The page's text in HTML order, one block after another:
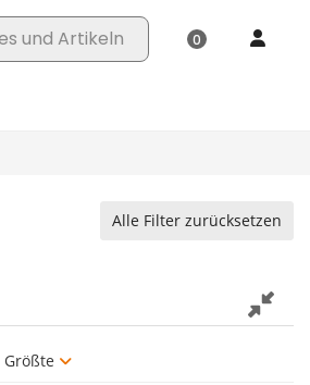
Alle Filter zurücksetzen
Größte